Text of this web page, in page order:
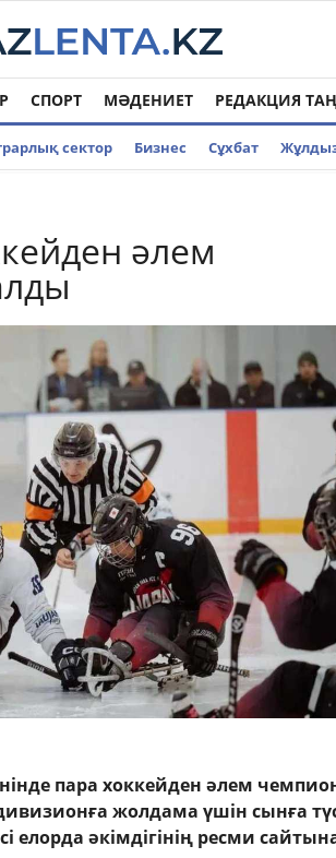
СПОРТ МӘДЕНИЕТ РЕДАКЦИЯ
сектор Бизнес Cұхбат
әлем
пара хоккейден әлем
жолдама үшін сынға
елорда әкімдігінің ресми